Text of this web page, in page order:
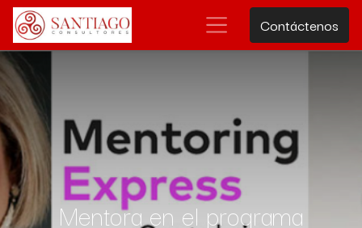
Contáctenos
Mentora en el programa